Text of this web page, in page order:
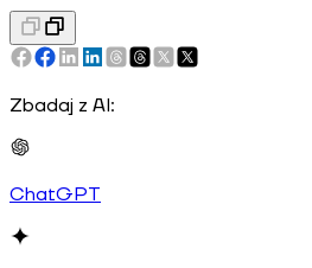
Zbadaj z AI:
ChatGPT